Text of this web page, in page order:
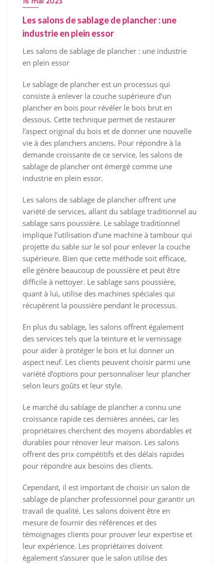
Les salons de sablage de plancher : une
industrie en plein essor
Les salons de sablage de plancher : une industrie
en plein essor
Le sablage de plancher est un processus qui
consiste à enlever la couche supérieure d’un
plancher en bois pour révéler le bois brut en
dessous. Cette technique permet de restaurer
l’aspect original du bois et de donner une nouvelle
vie à des planchers anciens. Pour répondre à la
demande croissante de ce service, les salons de
sablage de plancher ont émergé comme une
industrie en plein essor.
Les salons de sablage de plancher offrent une
variété de services, allant du sablage traditionnel au
sablage sans poussière. Le sablage traditionnel
implique l’utilisation d’une machine à tambour qui
projette du sable sur le sol pour enlever la couche
supérieure. Bien que cette méthode soit efficace,
elle génère beaucoup de poussière et peut être
difficile à nettoyer. Le sablage sans poussière,
quant à lui, utilise des machines spéciales qui
récupèrent la poussière pendant le processus.
En plus du sablage, les salons offrent également
des services tels que la teinture et le vernissage
pour aider à protéger le bois et lui donner un
aspect neuf. Les clients peuvent choisir parmi une
variété d’options pour personnaliser leur plancher
selon leurs goûts et leur style.
Le marché du sablage de plancher a connu une
croissance rapide ces dernières années, car les
propriétaires cherchent des moyens abordables et
durables pour rénover leur maison. Les salons
offrent des prix compétitifs et des délais rapides
pour répondre aux besoins des clients.
Cependant, il est important de choisir un salon de
sablage de plancher professionnel pour garantir un
travail de qualité. Les salons doivent être en
mesure de fournir des références et des
témoignages clients pour prouver leur expertise et
leur expérience. Les propriétaires doivent
également s’assurer que le salon utilise des